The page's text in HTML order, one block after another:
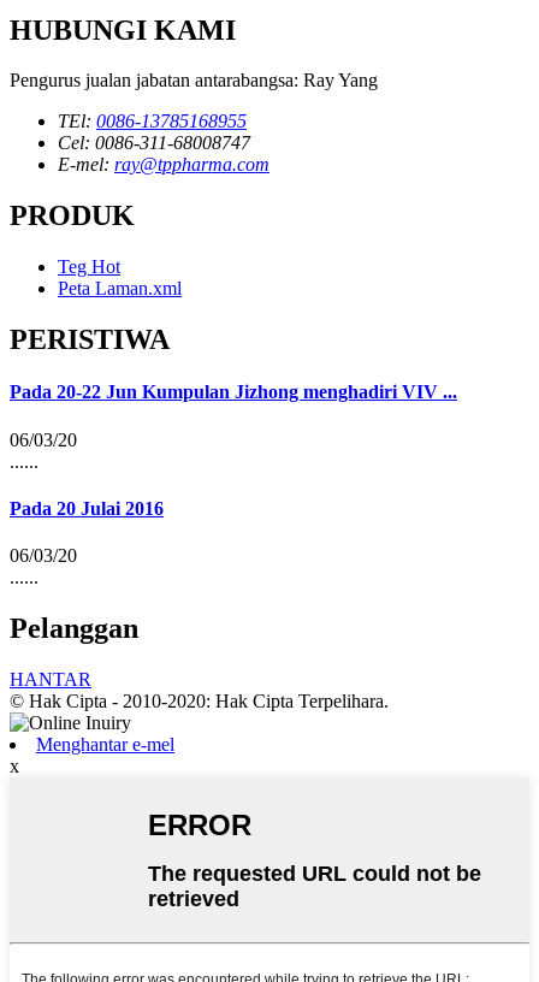
HUBUNGI KAMI
Pengurus jualan jabatan antarabangsa: Ray Yang
TEl: 0086-13785168955
Cel: 0086-311-68008747
E-mel: ray@tppharma.com
PRODUK
Teg Hot
Peta Laman.xml
PERISTIWA
Pada 20-22 Jun Kumpulan Jizhong menghadiri VIV ...
06/03/20
......
Pada 20 Julai 2016
06/03/20
......
Pelanggan
HANTAR
© Hak Cipta - 2010-2020: Hak Cipta Terpelihara.
Menghantar e-mel
x